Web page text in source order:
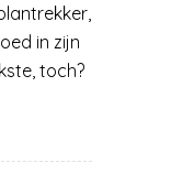
in zijn
toch?